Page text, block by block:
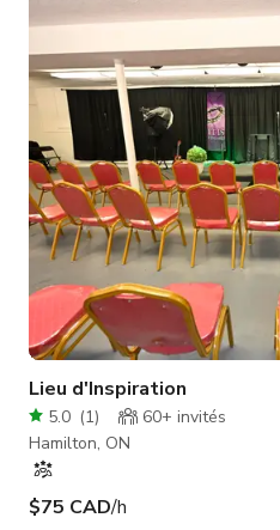
bois jusqu'à une autre grande
grands chênes et érables. Il y
bûcher et une cabane pour
magnifiquement é
Lieu d'Inspiration
5.0 (1) 60+ invités
Hamilton, ON
$75 CAD/h